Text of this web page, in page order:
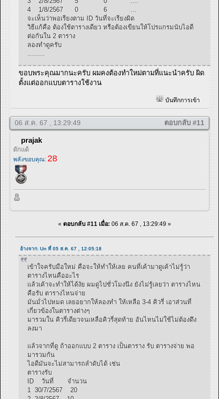
4 1/8/2567 0 6 ...
จะเห็นว่าพอเรียงตาม ID วันที่จะเรียงผิด
วิธีแก้คือ ต้องใช้ตารางเดียว หรือต้องเขียนให้โปรแกรมนับไอดี
ต่อกันใน 2 ตาราง
ลองทำดูครับ
.........
ขอบพระคุณมากนะครับ ผมคงต้องทำใหม่ตามที่แนะนำครับ ผิด
ตั้งแต่ออกแบบตารางใช้งาน
บันทึกการเข้า
06 ส.ค. 67 , 13:29:49 ตอบกลับ #11
prajak
ดักแด้
พลังขอบคุณ: 28
« ตอบกลับ #11 เมื่อ: 06 ส.ค. 67 , 13:29:49 »
อ้างจาก: Un ที่ 05 ส.ค. 67 , 12:05:18
เข้าใจครับมือใหม่ คือจะให้ทำให้เลย คนที่เค้ามาดูเค้าไม่รู้ว่า
ตารางไหนคืออะไร
แล้วเค้าจะทำให้ได้งัย ผมดูไปชั่วโมงนึง ยังไม่รู้เลยว่า ตารางไหน
คือรับ ตารางไหนจ่าย
มันมั่วไปหมด เลยอยากให้ลองทำ ให้เหลือ 3-4 คิวรี่ เอาส่วนที่
เกี่ยวข้องในตารางต่างๆ
มารวมใน คิวรี่เดียวจนเหลือคิวรี่สุดท้าย อันไหนไม่ใช้ไม่ต้องดึง
ลงมา
แล้วจากที่ดู ถ้าออกแบบ 2 ตาราง เป็นตาราง รับ ตารางจ่าย พอ
มารวมกัน
ไอดีมันจะไม่สามารถลำดับได้ เช่น
ตารางรับ
ID วันที่ จำนวน
1 30/7/2567 20